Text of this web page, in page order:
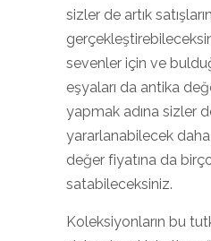
sizler de artık
sevenler için ve
eşyaları da antika
yapmak adına sizler
yararlanabilecek
değer fiyatına da
satabileceksiniz.
Koleksiyonların bu